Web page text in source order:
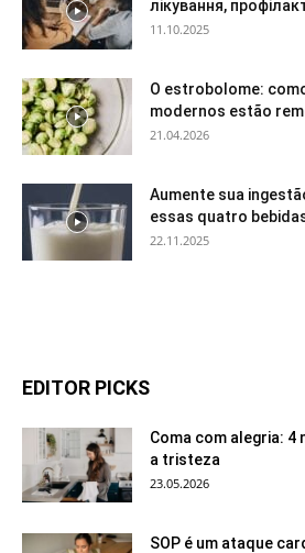
лікування,
11.10.2025
O estrobolome:
modernos estão
21.04.2026
Aumente sua
essas quatro
22.11.2025
EDITOR PICKS
Coma com alegria:
a tristeza
23.05.2026
SOP é um ataque